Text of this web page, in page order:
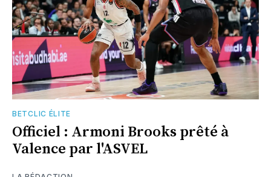
BETCLIC ÉLITE
Officiel : Armoni Brooks prêté à
Valence par l'ASVEL